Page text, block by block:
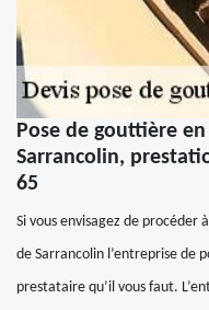
Pose de gouttière
Sarrancolin,
65
Si vous envisagez de procéder
de Sarrancolin l’entreprise de
prestataire qu’il vous faut.